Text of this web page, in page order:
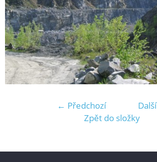
← Předchozí
Zpět do složky